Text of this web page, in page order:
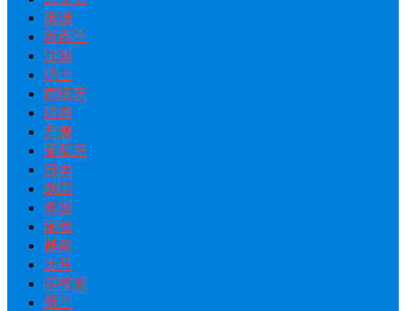
澳洲
新西兰
法国
瑞士
西班牙
瑞典
丹麦
葡萄牙
日本
韩国
泰国
缅甸
越南
大马
菲律宾
荷兰